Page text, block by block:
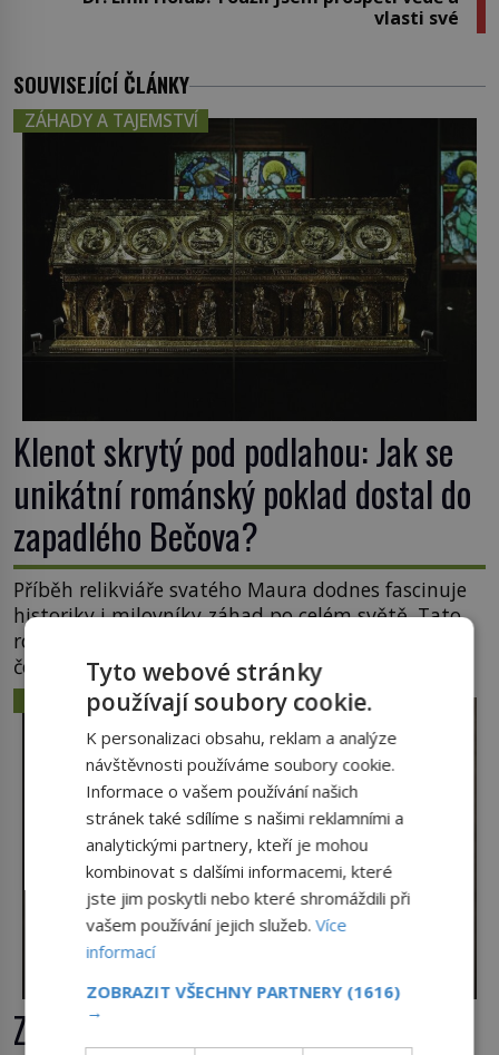
vlasti své
SOUVISEJÍCÍ ČLÁNKY
ZÁHADY A TAJEMSTVÍ
Klenot skrytý pod podlahou: Jak se
unikátní románský poklad dostal do
zapadlého Bečova?
Příběh relikviáře svatého Maura dodnes fascinuje
historiky i milovníky záhad po celém světě. Tato
románská zlatnická památka ze 13. století je po
českých korunovačních klenotech druhým
nejcennějším movitým majetkem v České
republice. Přestože byl klenot v roce 1985 po
dramatickém pátrání kriminalistů úspěšně
nalezen, jeho minulost stále obestírá hustá mlha.
Otázky, jak přesně se tato […]
ZÁHADY A TAJEMSTVÍ
Ztracené knihy Rudolfa II.: Kam
Tyto webové stránky
používají soubory cookie.
K personalizaci obsahu, reklam a analýze
návštěvnosti používáme soubory cookie.
Informace o vašem používání našich
stránek také sdílíme s našimi reklamními a
analytickými partnery, kteří je mohou
kombinovat s dalšími informacemi, které
jste jim poskytli nebo které shromáždili při
vašem používání jejich služeb.Více
informací
ZOBRAZIT VŠECHNY PARTNERY (1616)
→